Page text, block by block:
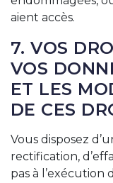
aient accès.
7. VOS
VOS
ET LES
DE CES
Vous disposez
rectification,
pas à